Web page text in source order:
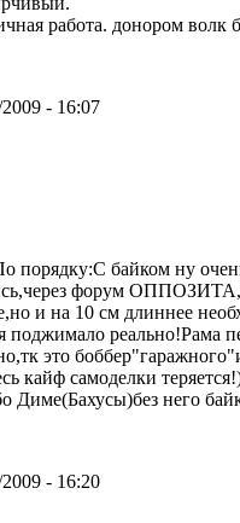
работа. донором волк
- 16:07
порядку:С байком ну
форум
и на 10 см длиннее
поджимало реально!Рама
это
кайф самоделки
Диме(Бахусы)без него
- 16:20